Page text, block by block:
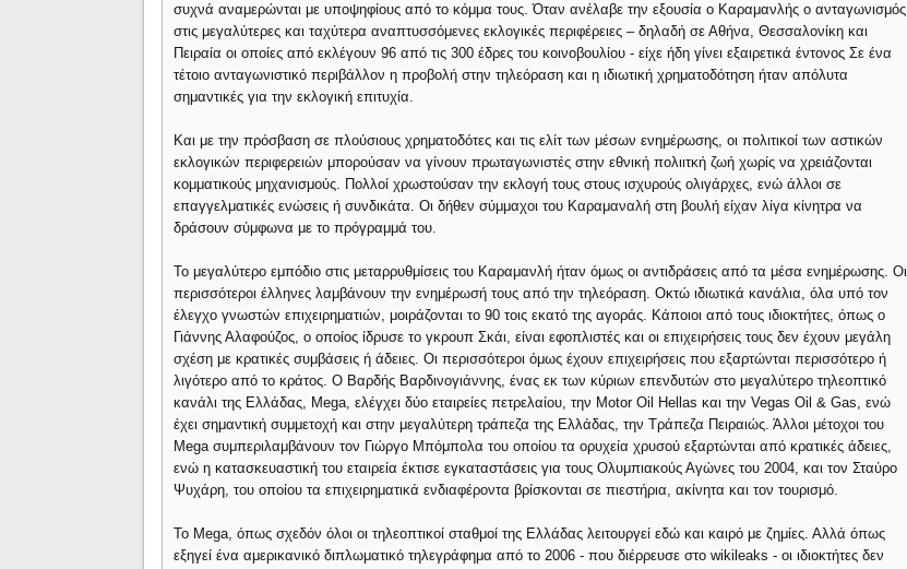
συχνά αναμερώνται με υποψηφίους από το κόμμα τους. Όταν ανέλαβε την εξουσία ο Καραμανλής ο ανταγωνισμός
στις μεγαλύτερες και ταχύτερα αναπτυσσόμενες εκλογικές περιφέρειες – δηλαδή σε Αθήνα, Θεσσαλονίκη και
Πειραία οι οποίες από εκλέγουν 96 από τις 300 έδρες του κοινοβουλίου - είχε ήδη γίνει εξαιρετικά έντονος Σε ένα
τέτοιο ανταγωνιστικό περιβάλλον η προβολή στην τηλεόραση και η ιδιωτική χρηματοδότηση ήταν απόλυτα
σημαντικές για την εκλογική επιτυχία.
Και με την πρόσβαση σε πλούσιους χρηματοδότες και τις ελίτ των μέσων ενημέρωσης, οι πολιτικοί των αστικών
εκλογικών περιφερειών μπορούσαν να γίνουν πρωταγωνιστές στην εθνική πολιιτκή ζωή χωρίς να χρειάζονται
κομματικούς μηχανισμούς. Πολλοί χρωστούσαν την εκλογή τους στους ισχυρούς ολιγάρχες, ενώ άλλοι σε
επαγγελματικές ενώσεις ή συνδικάτα. Οι δήθεν σύμμαχοι του Καραμαναλή στη βουλή είχαν λίγα κίνητρα να
δράσουν σύμφωνα με το πρόγραμμά του.
Το μεγαλύτερο εμπόδιο στις μεταρρυθμίσεις του Καραμανλή ήταν όμως οι αντιδράσεις από τα μέσα ενημέρωσης. Οι
περισσότεροι έλληνες λαμβάνουν την ενημέρωσή τους από την τηλεόραση. Οκτώ ιδιωτικά κανάλια, όλα υπό τον
έλεγχο γνωστών επιχειρηματιών, μοιράζονται το 90 τοις εκατό της αγοράς. Κάποιοι από τους ιδιοκτήτες, όπως ο
Γιάννης Αλαφούζος, ο οποίος ίδρυσε το γκρουπ Σκάι, είναι εφοπλιστές και οι επιχειρήσεις τους δεν έχουν μεγάλη
σχέση με κρατικές συμβάσεις ή άδειες. Οι περισσότεροι όμως έχουν επιχειρήσεις που εξαρτώνται περισσότερο ή
λιγότερο από το κράτος. Ο Βαρδής Βαρδινογιάννης, ένας εκ των κύριων επενδυτών στο μεγαλύτερο τηλεοπτικό
κανάλι της Ελλάδας, Mega, ελέγχει δύο εταιρείες πετρελαίου, την Motor Oil Hellas και την Vegas Oil & Gas, ενώ
έχει σημαντική συμμετοχή και στην μεγαλύτερη τράπεζα της Ελλάδας, την Τράπεζα Πειραιώς. Άλλοι μέτοχοι του
Μega συμπεριλαμβάνουν τον Γιώργο Μπόμπολα του οποίου τα ορυχεία χρυσού εξαρτώνται από κρατικές άδειες,
ενώ η κατασκευαστική του εταιρεία έκτισε εγκαταστάσεις για τους Ολυμπιακούς Αγώνες του 2004, και τον Σταύρο
Ψυχάρη, του οποίου τα επιχειρηματικά ενδιαφέροντα βρίσκονται σε πιεστήρια, ακίνητα και τον τουρισμό.
Το Mega, όπως σχεδόν όλοι οι τηλεοπτικοί σταθμοί της Ελλάδας λειτουργεί εδώ και καιρό με ζημίες. Αλλά όπως
εξηγεί ένα αμερικανικό διπλωματικό τηλεγράφημα από το 2006 - που διέρρευσε στο wikileaks - οι ιδιοκτήτες δεν